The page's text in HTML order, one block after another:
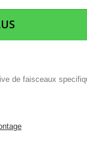
de faisceaux